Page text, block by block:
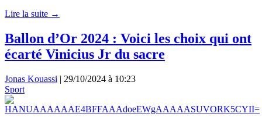
Lire la suite →
Ballon d’Or 2024 : Voici les choix qui ont
écarté Vinicius Jr du sacre
Jonas Kouassi | 29/10/2024 à 10:23
Sport